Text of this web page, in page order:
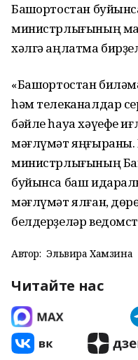
Башҡортостан
министрлығының
хәлгә аңлатма
«Башҡортостан
һәм телеканалдар
бәйле һауа хәүефе
мәғлүмәт яңғыраны.
министрлығының
буйынса баш
мәғлүмәт ялған,
белдерҙеләр
Автор: Эльвира Хамзина
Читайте нас